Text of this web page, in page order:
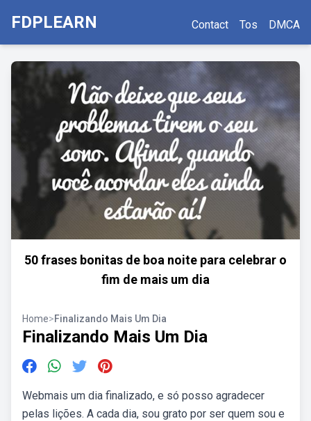
FDPLEARN Contact Tos DMCA
50 frases bonitas de boa noite para celebrar o
fim de mais um dia
Home>Finalizando Mais Um Dia
Finalizando Mais Um Dia
Webmais um dia finalizado, e só posso agradecer
pelas lições. A cada dia, sou grato por ser quem sou e